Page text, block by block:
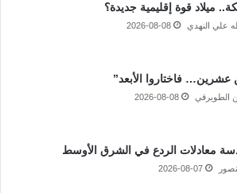
ميلاد قوة إقليمية جديدة؟
علي النهدي 2026-08-08
عشرين… فاختاروا الأبعد”
الطويرقي 2026-08-08
معادلات الردع في الشرق الأوسط
2026-08-07